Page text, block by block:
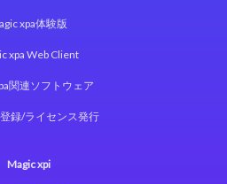
xpa体験版
xpa Web Client
関連ソフトウェア
録/ライセンス発行
Magic xpi